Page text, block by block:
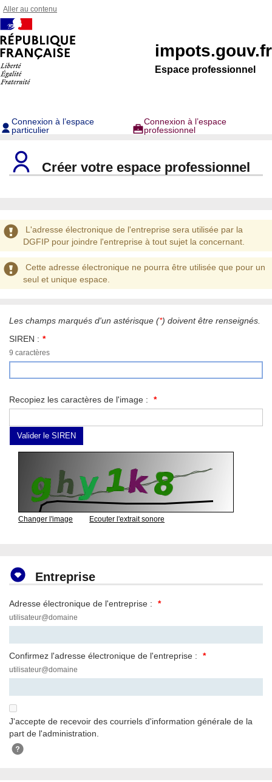
Aller au contenu
impots.gouv.fr
Espace professionnel
Connexion à l’espace
particulier
Connexion à l’espace
professionnel
Créer votre espace professionnel
Avertissement
L'adresse électronique de l'entreprise sera utilisée par la
DGFIP pour joindre l'entreprise à tout sujet la concernant.
Avertissement
Cette adresse électronique ne pourra être utilisée que pour un
seul et unique espace.
Les champs marqués d'un astérisque (*) doivent être renseignés.
SIREN :
,
format
9 caractères
Recopiez les caractères de l'image :
Changer l'image Ecouter l'extrait sonore
Entreprise
Adresse électronique de l'entreprise :
,
format
utilisateur@domaine
Confirmez l'adresse électronique de l'entreprise :
,
format
utilisateur@domaine
J'accepte de recevoir des courriels d'information générale de la
part de l'administration.